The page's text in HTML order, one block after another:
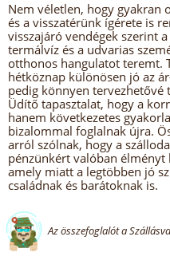
Nem véletlen, hogy gyakran
és a visszatérünk ígérete is
visszajáró vendégek szerint
termálvíz és a udvarias
otthonos hangulatot teremt.
hétköznap különösen jó az
pedig könnyen tervezhetővé
Üdítő tapasztalat, hogy a
hanem következetes
bizalommal foglalnak újra.
arról szólnak, hogy a
pénzünkért valóban élményt
amely miatt a legtöbben jó
családnak és barátoknak is.
Az összefoglalót a